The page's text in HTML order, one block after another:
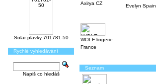
Solar plavky 701781-50
Rychlé vyhledávání
Napiš co hledáš
Axirya CZ Evelyn Spain
WOLF lingerie
France
Seznam